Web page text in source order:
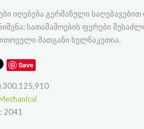
იღებება გერმანული
სათამაშოების ფერები
მათგანი ხელნაკეთია.
Save
2041